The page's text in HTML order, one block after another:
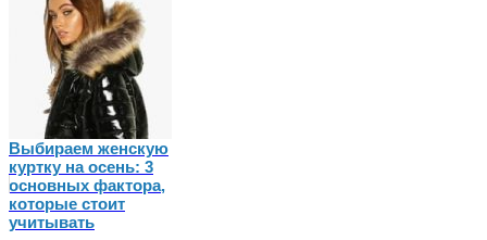
Выбираем женскую
куртку на осень: 3
основных фактора,
которые стоит
учитывать